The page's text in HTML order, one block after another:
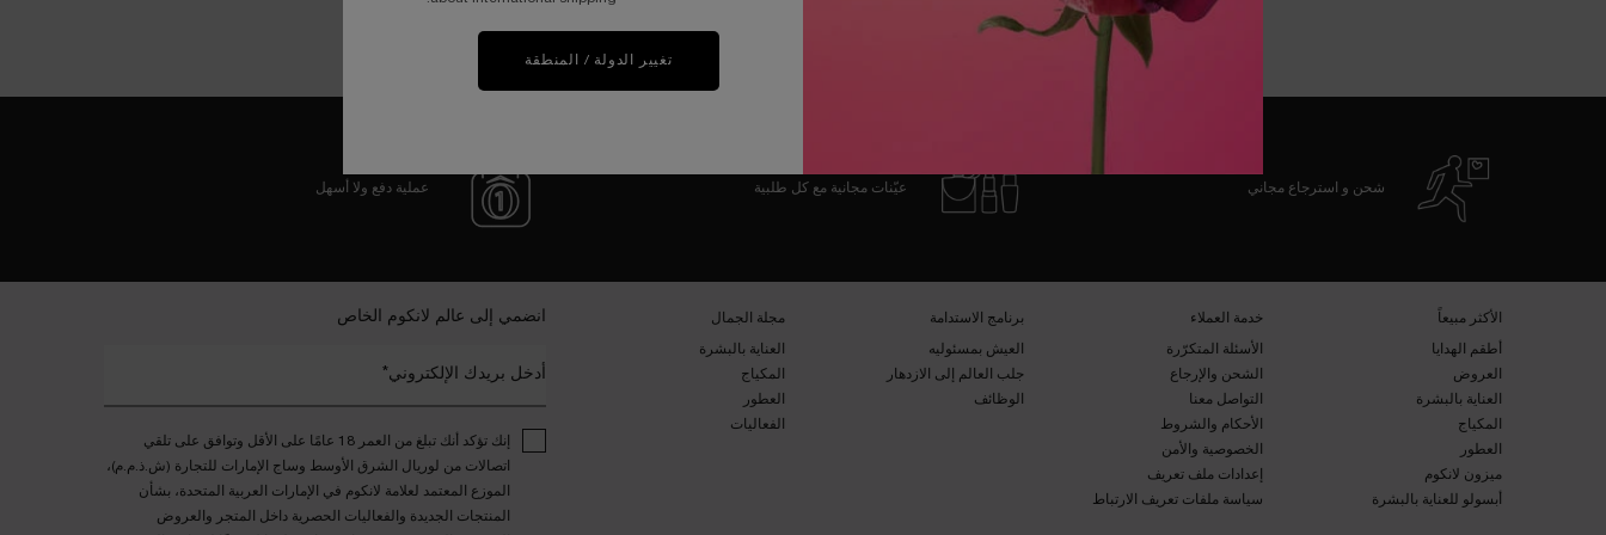
تحميل المزيد من المنتجات
شحن و استرجاع مجاني عيّنات مجانية مع كل طلبية عملية دفع ولا أسهل
​الأكثر مبيعاً​
أطقم الهدايا​
العروض​
العناية بالبشرة​
المكياج​
العطور​
ميزون لانكوم​
أبسولو للعناية بالبشرة​
خدمة العملاء​
الأسئلة المتكرّرة​
الشحن والإرجاع​
التواصل معنا​
الأحكام والشروط​
الخصوصية والأمن​
إعدادات ملف تعريف
سياسة ملفات تعريف الارتباط
برنامج الاستدامة​
العيش بمسئوليه
جلب العالم إلى الازدهار
الوظائف
مجلة الجمال​
العناية بالبشرة​
المكياج​
العطور​
الفعاليات​
انضمي إلى عالم لانكوم الخاص
أدخل بريدك الإلكتروني*
إنك تؤكد أنك تبلغ من العمر 18 عامًا على الأقل وتوافق على تلقي
اتصالات من لوريال الشرق الأوسط وساج الإمارات للتجارة (ش.ذ.م.م)،
الموزع المعتمد لعلامة لانكوم في الإمارات العربية المتحدة، بشأن
المنتجات الجديدة والفعاليات الحصرية داخل المتجر والعروض
تغيير الدولة / المنطقة